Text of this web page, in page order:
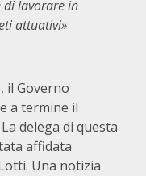
di lavorare in
attuativi»
il Governo
a termine il
delega di questa
affidata
Una notizia